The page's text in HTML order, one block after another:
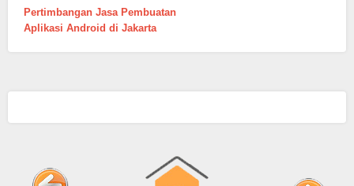
Pertimbangan Jasa Pembuatan
Aplikasi Android di Jakarta